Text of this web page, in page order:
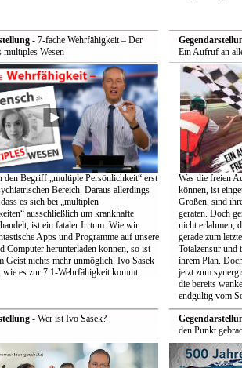
- 7-fache Wehrfähigkeit – Der
multiples Wesen
den Begriff „multiple Persönlichkeit“ erst
Bereich. Daraus allerdings
es sich bei „multiplen
ausschließlich um krankhafte
ist ein fataler Irrtum. Wie wir
Apps und Programme auf unsere
Computer herunterladen können, so ist
Geist nichts mehr unmöglich. Ivo Sasek
wie es zur 7:1-Wehrfähigkeit kommt.
Ein Aufruf an
Was die freien
können, ist
Großen, sind
geraten. Doch
nicht erlahmen,
gerade zum
Totalzensur und
ihrem Plan.
jetzt zum
die bereits
endgültig vom
- Wer ist Ivo Sasek?
den Punkt